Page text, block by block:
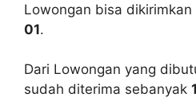
Lowongan bisa dikirimkan
01.
Dari Lowongan yang
sudah diterima sebanyak 1